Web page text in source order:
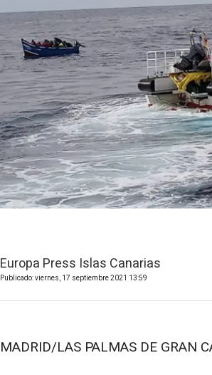
Europa Press Islas Canarias
Publicado: viernes, 17 septiembre 2021 13:59
MADRID/LAS PALMAS DE GRAN